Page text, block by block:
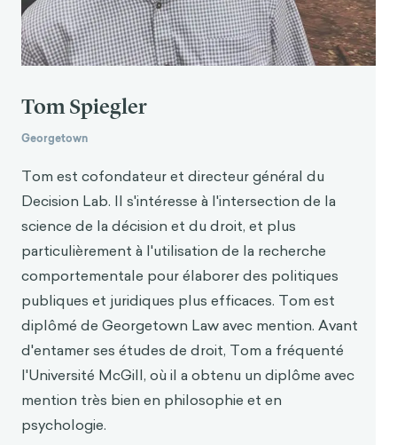
Monkey Trading Behavior, 114 J. Pol. Econ. 517
(2006) (aversion à la perte chez les singes capucins).
[4] Devin G. Pope & Maurice E. Schweitzer,Is Tiger
Experience, Competition, and High Stake
Econ. Rev. 129, 136 (2011) (constatation d'une
professionnels).
[5] James Surowiecki,Losers!, New Yorker (6 et 13
juin 2016), https://
www.newyorker.com/magazine/2016/06/06/losers-
for-trump.
[6] Jeffrey J. Rachlinski & Andrew J. Wistrich,
Gains, Losses, and Judges : Framing and the
Judiciary, 94 Notre Dame L. Rev. 521, 573 (2018).
42 U.S.C. § 2000e-2(a)(1) (2012) ("Ce sera une
pratique d'emploi illégale pour un employeur de ne
pas embaucher ou de refuser d'embauche
Tom Spiegler
Georgetown
Tom est cofondateur et directeur général du
Decision Lab. Il s'intéresse à l'intersection de la
science de la décision et du droit, et plus
particulièrement à l'utilisation de la recherche
comportementale pour élaborer des politiques
publiques et juridiques plus efficaces. Tom est
diplômé de Georgetown Law avec mention. Avant
d'entamer ses études de droit, Tom a fréquenté
l'Université McGill, où il a obtenu un diplôme avec
mention très bien en philosophie et en
psychologie.